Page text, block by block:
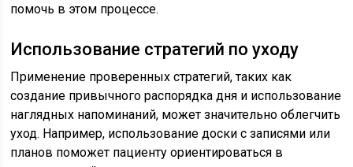
помочь в этом процессе.
Использование стратегий по уходу
Применение проверенных стратегий, таких как
создание привычного распорядка дня и использование
наглядных напоминаний, может значительно облегчить
уход. Например, использование доски с записями или
планов поможет пациенту ориентироваться в